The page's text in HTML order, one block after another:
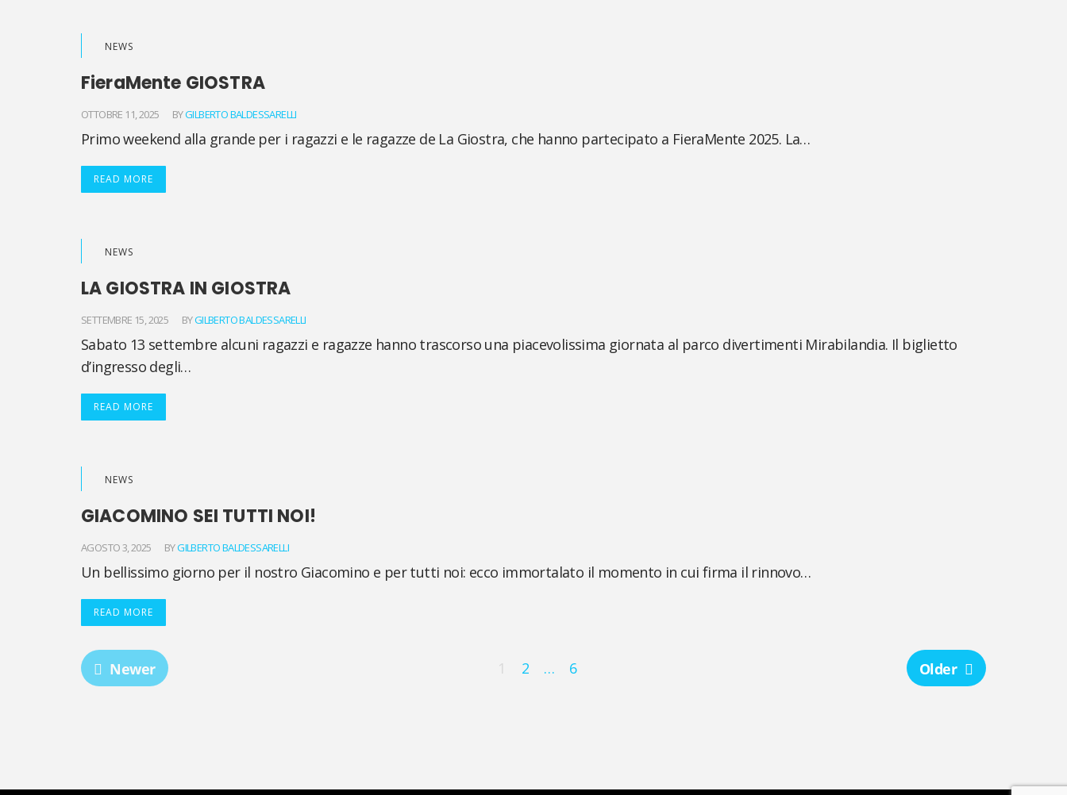
NEWS
FieraMente GIOSTRA
OTTOBRE 11, 2025 BYGILBERTO BALDESSARELLI
Primo weekend alla grande per i ragazzi e le ragazze de La Giostra, che hanno partecipato a FieraMente 2025. La…
READ MORE
NEWS
LA GIOSTRA IN GIOSTRA
SETTEMBRE 15, 2025 BYGILBERTO BALDESSARELLI
Sabato 13 settembre alcuni ragazzi e ragazze hanno trascorso una piacevolissima giornata al parco divertimenti Mirabilandia. Il biglietto
d’ingresso degli…
READ MORE
NEWS
GIACOMINO SEI TUTTI NOI!
AGOSTO 3, 2025 BYGILBERTO BALDESSARELLI
Un bellissimo giorno per il nostro Giacomino e per tutti noi: ecco immortalato il momento in cui firma il rinnovo…
READ MORE
Newer 1 2 … 6 Older